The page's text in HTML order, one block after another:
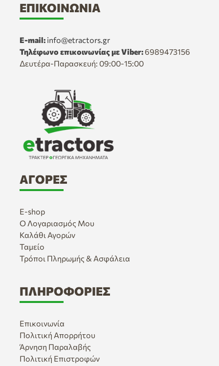
ΕΠΙΚΟΙΝΩΝΊΑ
E-mail: info@etractors.gr
Τηλέφωνο επικοινωνίας με Viber: 6989473156
Δευτέρα-Παρασκευή: 09:00-15:00
ΑΓΟΡΈΣ
E-shop
Ο Λογαριασμός Μου
Καλάθι Αγορών
Ταμείο
Τρόποι Πληρωμής & Ασφάλεια
ΠΛΗΡΟΦΟΡΊΕΣ
Επικοινωνία
Πολιτική Απορρήτου
Άρνηση Παραλαβής
Πολιτική Επιστροφών